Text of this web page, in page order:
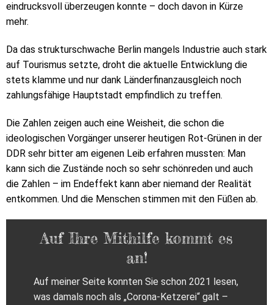
eindrucksvoll überzeugen konnte – doch davon in Kürze
mehr.
Da das strukturschwache Berlin mangels Industrie auch stark
auf Tourismus setzte, droht die aktuelle Entwicklung die
stets klamme und nur dank Länderfinanzausgleich noch
zahlungsfähige Hauptstadt empfindlich zu treffen.
Die Zahlen zeigen auch eine Weisheit, die schon die
ideologischen Vorgänger unserer heutigen Rot-Grünen in der
DDR sehr bitter am eigenen Leib erfahren mussten: Man
kann sich die Zustände noch so sehr schönreden und auch
die Zahlen – im Endeffekt kann aber niemand der Realität
entkommen. Und die Menschen stimmen mit den Füßen ab.
Auf Ihre Mithilfe kommt es
an!
Auf meiner Seite konnten Sie schon 2021 lesen,
was damals noch als „Corona-Ketzerei“ galt –